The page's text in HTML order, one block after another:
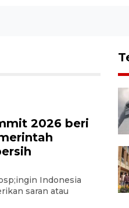
2026 beri
Indonesia
saran atau